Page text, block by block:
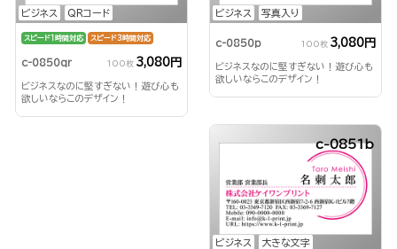
ビジネス QRコード
スピード1時間対応 スピード3時間対応
c-0850qr 100枚 3,080円
ビジネスなのに堅すぎない！遊び心も
欲しいならこのデザイン！
ビジネス 写真入り
c-0850p 100枚 3,080円
ビジネスなのに堅すぎない！遊び心も
欲しいならこのデザイン！
ビジネス 大きな文字
c-0851b